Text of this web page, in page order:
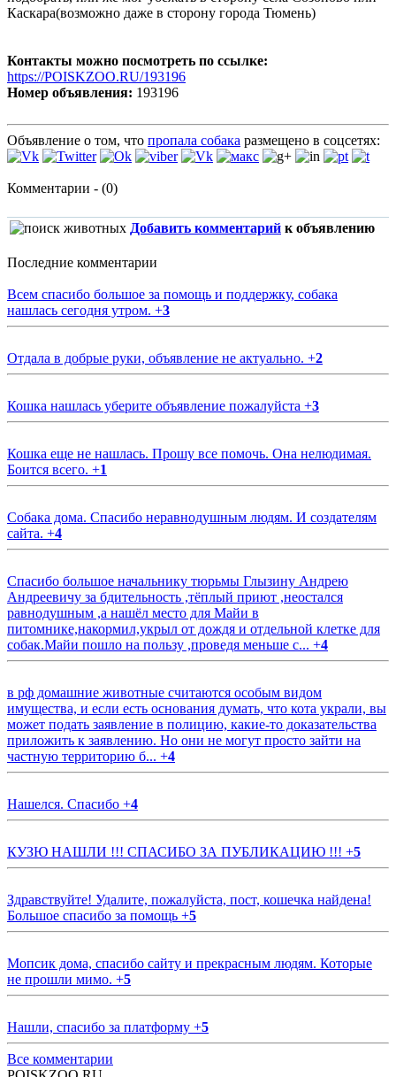
Каскара(возможно даже в сторону города Тюмень)
Контакты можно посмотреть по ссылке:
https://POISKZOO.RU/193196
Номер объявления: 193196
Объявление о том, что пропала собака размещено в соцсетях:
Комментарии - (0)
Добавить комментарий к объявлению
Последние комментарии
Всем спасибо большое за помощь и поддержку, собака
нашлась сегодня утром. +3
Отдала в добрые руки, объявление не актуально. +2
Кошка нашлась уберите объявление пожалуйста +3
Кошка еще не нашлась. Прошу все помочь. Она нелюдимая.
Боится всего. +1
Собака дома. Спасибо неравнодушным людям. И создателям
сайта. +4
Спасибо большое начальнику тюрьмы Глызину Андрею
Андреевичу за бдительность ,тёплый приют ,неостался
равнодушным ,а нашёл место для Майи в
питомнике,накормил,укрыл от дождя и отдельной клетке для
собак.Майи пошло на пользу ,проведя меньше с... +4
в рф домашние животные считаются особым видом
имущества, и если есть основания думать, что кота украли, вы
может подать заявление в полицию, какие-то доказательства
приложить к заявлению. Но они не могут просто зайти на
частную территорию б... +4
Нашелся. Спасибо +4
КУЗЮ НАШЛИ !!! СПАСИБО ЗА ПУБЛИКАЦИЮ !!! +5
Здравствуйте! Удалите, пожалуйста, пост, кошечка найдена!
Большое спасибо за помощь +5
Мопсик дома, спасибо сайту и прекрасным людям. Которые
не прошли мимо. +5
Нашли, спасибо за платформу +5
Все комментарии